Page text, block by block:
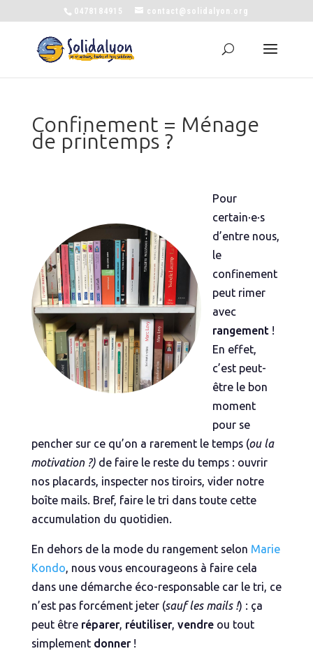
0478184915 contact@solidalyon.org
Confinement = Ménage
de printemps ?
Pour
certain·e·s
d’entre nous,
le
confinement
peut rimer
avec
rangement!
En effet,
c’est peut-
être le bon
moment
pour se
pencher sur ce qu’on a rarement le temps (ou la
motivation ?) de faire le reste du temps : ouvrir
nos placards, inspecter nos tiroirs, vider notre
boîte mails. Bref, faire le tri dans toute cette
accumulation du quotidien.
En dehors de la mode du rangement selon Marie
Kondo, nous vous encourageons à faire cela
dans une démarche éco-responsable car le tri, ce
n’est pas forcément jeter (sauf les mails !) : ça
peut êtreréparer, réutiliser, vendreou tout
simplement donner!